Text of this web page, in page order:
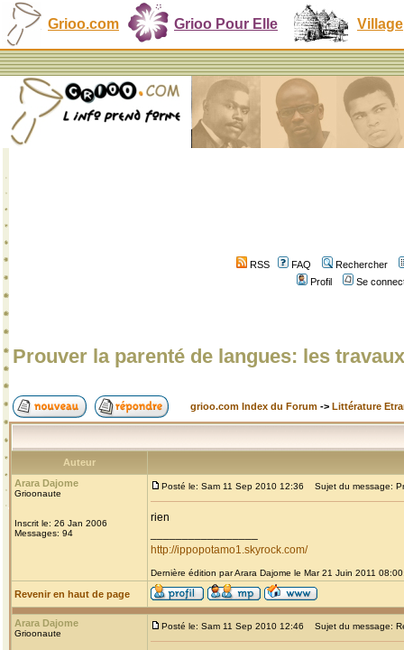
Grioo.com Grioo Pour Elle Village
RSS FAQ
Rechercher
Profil
Se
Prouver la parenté de langues: les
grioo.com Index du Forum -> Littérature
Auteur
Arara Dajome
Grioonaute
Inscrit le: 26 Jan 2006
Messages: 94
Posté le: Sam 11 Sep 2010 12:36 Sujet du message:
rien
http://ippopotamo1.skyrock.com/
Dernière édition par Arara Dajome le Mar 21 Juin 2011
Revenir en haut de page
Arara Dajome
Grioonaute
Posté le: Sam 11 Sep 2010 12:46 Sujet du message: